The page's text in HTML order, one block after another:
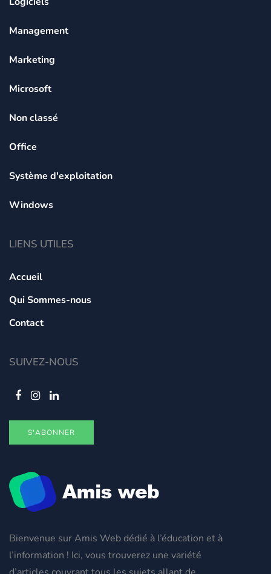
Bienvenue sur Amis Web dédié à l’éducation et à
l’information ! Ici, vous trouverez une variété
Management
Marketing
Microsoft
Non classé
Office
Système d'exploitation
Windows
LIENS UTILES
Accueil
Qui Sommes-nous
Contact
SUIVEZ-NOUS
S'ABONNER